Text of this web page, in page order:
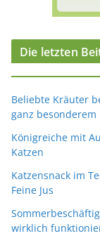
Die letzten
Beliebte Kräuter
ganz besonderem
Königreiche mit
Katzen
Katzensnack im
Feine Jus
wirklich